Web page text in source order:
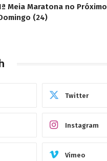
Meia Maratona no Próximo
(24)
Twitter
Instagram
Vimeo